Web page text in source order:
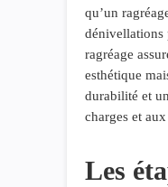
qu’un
dénivellations
ragréage
esthétique
durabilité et
charges et
Les